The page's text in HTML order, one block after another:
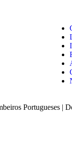
Portugueses |